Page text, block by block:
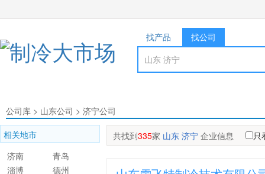
找产品 找公司
公司库 > 山东公司 > 济宁公司
共找到335家 山东 济宁企业信息 只
相关地市
济南
青岛
淄博
德州